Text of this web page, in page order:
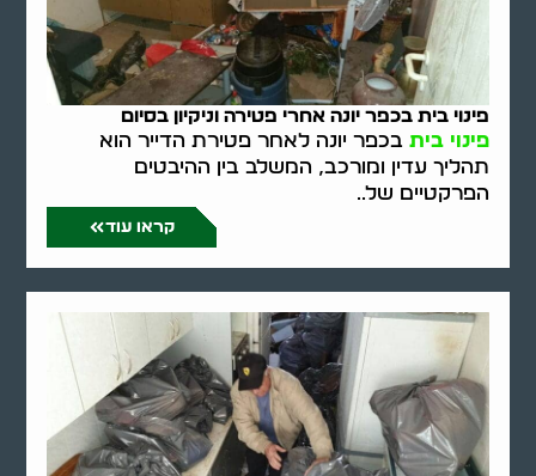
פינוי בית בכפר יונה אחרי פטירה וניקיון בסיום
פינוי בית בכפר יונה לאחר פטירת הדייר הוא
תהליך עדין ומורכב, המשלב בין ההיבטים
הפרקטיים של..
קראו עוד